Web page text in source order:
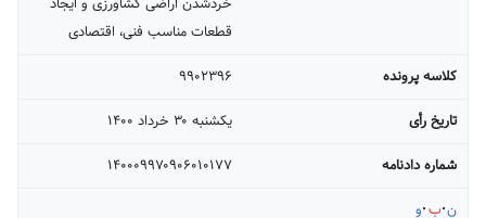
قطعات مناسب فنی، اقتصادی
کلاسه پرونده
۹۹۰۲۳۹۶
تاریخ رأی
يکشنبه ۳۰ خرداد ۱۴۰۰
شماره دادنامه
۱۴۰۰۰۹۹۷۰۹۰۶۰۱۰۱۷۷
ن ب و